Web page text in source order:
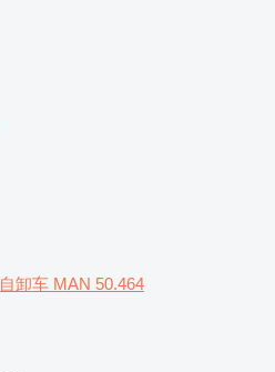
自卸车 MAN 50.464